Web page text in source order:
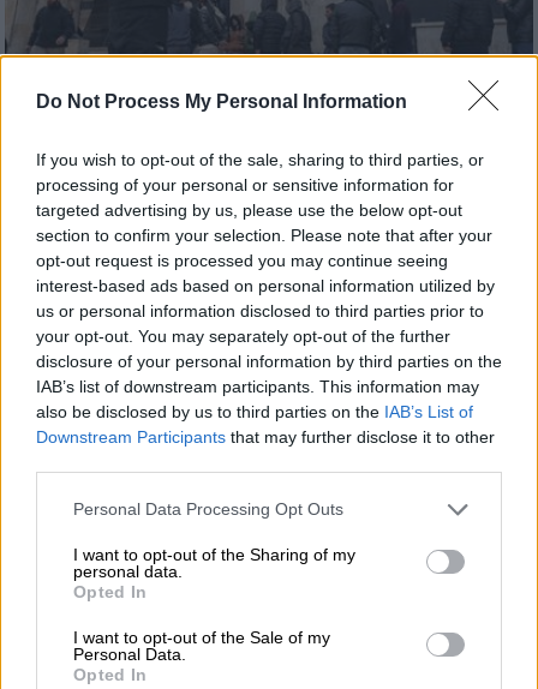
Do Not Process My Personal Information
If you wish to opt-out of the sale, sharing to third parties, or
processing of your personal or sensitive information for
targeted advertising by us, please use the below opt-out
section to confirm your selection. Please note that after your
opt-out request is processed you may continue seeing
interest-based ads based on personal information utilized by
us or personal information disclosed to third parties prior to
your opt-out. You may separately opt-out of the further
disclosure of your personal information by third parties on the
IAB’s list of downstream participants. This information may
also be disclosed by us to third parties on the IAB’s List of
Downstream Participants that may further disclose it to other
Please note that this website/app uses one or more Google
not limited to your visit or usage behaviour. You may click to
grant or deny consent to Google and its third-party tags to
use your data for below specified purposes in below Google
consent section.
Personal Data Processing Opt Outs
I want to opt-out of the Sharing of my
personal data.
Opted In
I want to opt-out of the Sale of my
Personal Data.
Opted In
Απόψεις|20.12.2024 12:39
Πέρα από την ευφορία που επικρατεί
στη Συρία και γιατί πρέπει να έχουμε
λιγότερες βεβαιότητες για όσα
ακολουθούν
«Συνολικά οι πολιτικές δυνάμεις δεν έχουν
ακόμα τα αναλυτικά εργαλεία να
αποκωδικοποιήσουν επαρκώς τη νέα
κατάσταση»